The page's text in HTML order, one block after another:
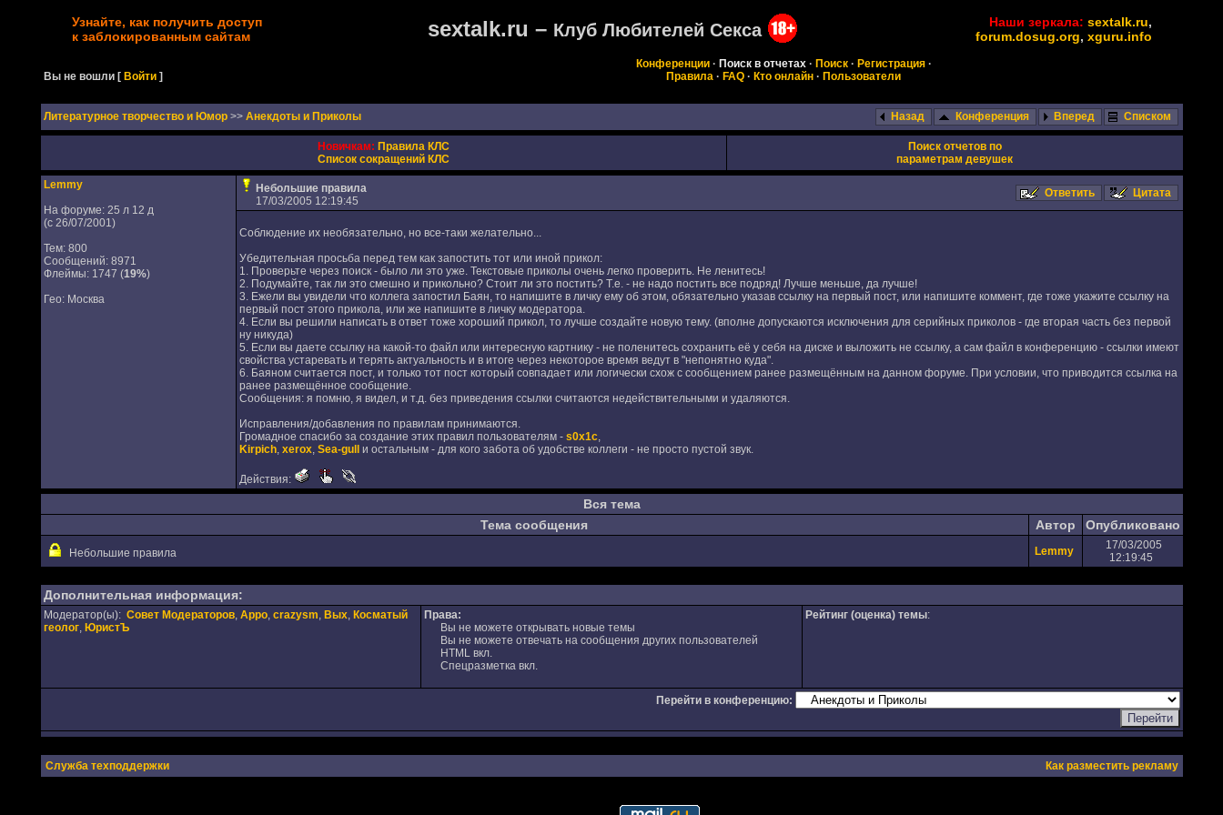
Узнайте, как получить доступ
к заблокированным сайтам
sextalk.ru – Клуб Любителей Секса Наши зеркала: sextalk.ru,
forum.dosug.org, xguru.info
Вы не вошли [Войти ]
Конференции· Поиск в отчетах· Поиск· Регистрация·
Правила · FAQ · Кто онлайн · Пользователи
Литературное творчество и Юмор >> Анекдоты и Приколы Назад Конференция Вперед Списком
Новичкам: Правила КЛС
Список сокращений КЛС
Поиск отчетов по
параметрам девушек
Lemmy
На форуме: 25 л 12 д
(с 26/07/2001)
Тем: 800
Сообщений: 8971
Флеймы: 1747 (19%)
Гео: Москва
Небольшие правила
17/03/2005 12:19:45
Ответить Цитата
Соблюдение их необязательно, но все-таки желательно...
Убедительная просьба перед тем как запостить тот или иной прикол:
1. Проверьте через поиск - было ли это уже. Текстовые приколы очень легко проверить. Не ленитесь!
2. Подумайте, так ли это смешно и прикольно? Стоит ли это постить? Т.е. - не надо постить все подряд! Лучше меньше, да лучше!
3. Ежели вы увидели что коллега запостил Баян, то напишите в личку ему об этом, обязательно указав ссылку на первый пост, или напишите коммент, где тоже укажите ссылку на
первый пост этого прикола, или же напишите в личку модератора.
4. Если вы решили написать в ответ тоже хороший прикол, то лучше создайте новую тему. (вполне допускаются исключения для серийных приколов - где вторая часть без первой
ну никуда)
5. Если вы даете ссылку на какой-то файл или интересную картнику - не поленитесь сохранить её у себя на диске и выложить не ссылку, а сам файл в конференцию - ссылки имеют
свойства устаревать и терять актуальность и в итоге через некоторое время ведут в "непонятно куда".
6. Баяном считается пост, и только тот пост который совпадает или логически схож с сообщением ранее размещённым на данном форуме. При условии, что приводится ссылка на
ранее размещённое сообщение.
Сообщения: я помню, я видел, и т.д. без приведения ссылки считаются недействительными и удаляются.
Исправления/добавления по правилам принимаются.
Громадное спасибо за создание этих правил пользователям - s0x1c,
Kirpich, xerox, Sea-gull и остальным - для кого забота об удобстве коллеги - не просто пустой звук.
Действия:
Вся тема
Тема сообщения
Автор Опубликовано
Небольшие правила Lemmy
17/03/2005
12:19:45
Дополнительная информация:
Модератор(ы): Совет Модераторов, Appo, crazysm, Вых, Косматый
геолог, ЮристЪ
Права:
Вы не можете открывать новые темы
Вы не можете отвечать на сообщения других пользователей
HTML вкл.
Спецразметка вкл.
Рейтинг (оценка) темы:
Перейти в конференцию:
Служба техподдержки Как разместить рекламу